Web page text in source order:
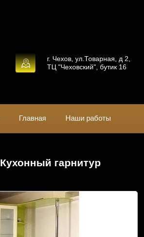
г. Чехов, ул.Товарная, д 2,
ТЦ "Чеховский", бутик 16
Главная Наши работы
Кухонный гарнитур